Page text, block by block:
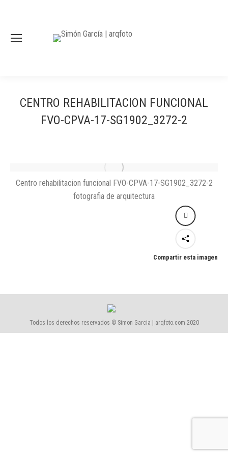
CENTRO REHABILITACION FUNCIONAL
FVO-CPVA-17-SG1902_3272-2
Centro rehabilitacion funcional FVO-CPVA-17-SG1902_3272-2
fotografia de arquitectura
Compartir esta imagen
Todos los derechos reservados © Simon Garcia | arqfoto.com 2020